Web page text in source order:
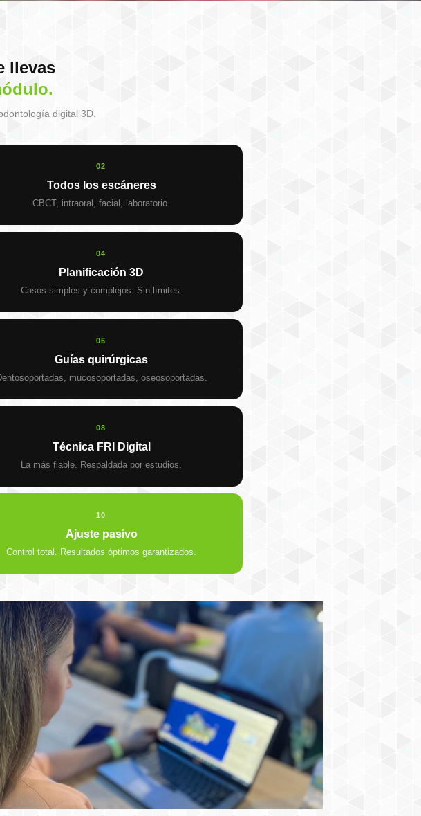
llevas
digital 3D.
02
Todos los escáneres
CBCT, intraoral, facial, laboratorio.
04
Planificación 3D
Casos simples y complejos. Sin límites.
06
Guías quirúrgicas
mucosoportadas, oseosoportadas.
08
Técnica FRI Digital
La más fiable. Respaldada por estudios.
10
Ajuste pasivo
Control total. Resultados óptimos garantizados.